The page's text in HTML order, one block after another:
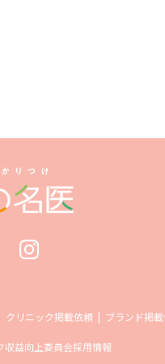
クリニック掲載依頼 ブランド掲
収益向上委員会採用情報